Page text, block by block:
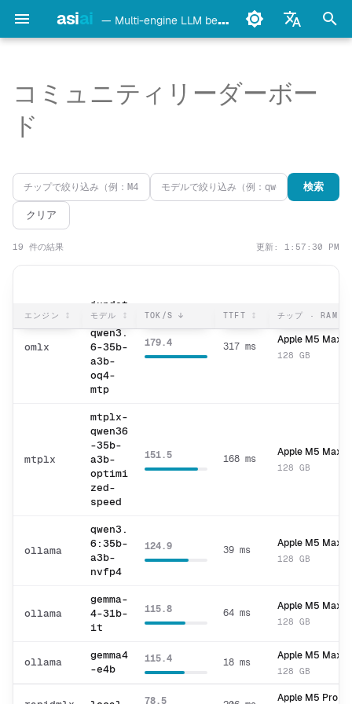
asiai — Multi-engine LLM benchmark & monitoring CLI
Français
Italiano
Português
日本語
初
detect
bench
models
compare
Ollama
mlx-lm
llama.cpp
Exo
コミュニティリーダーボー
ド
検索
クリア
19 件の結果 更新: 1:57:30 PM
エンジン モデル TOK/S TTFT チップ · RAM
omlx
jundot
--
qwen3.
6-35b-
a3b-
oq4-
mtp
179.4 317 ms
Apple M5 Max
128 GB
mtplx
mtplx-
qwen36
-35b-
a3b-
optimi
zed-
speed
151.5 168 ms
Apple M5 Max
128 GB
ollama
qwen3.
6:35b-
a3b-
nvfp4
124.9 39 ms
Apple M5 Max
128 GB
ollama
gemma-
4-31b-
it
115.8 64 ms
Apple M5 Max
128 GB
ollama
gemma4
-e4b
115.4 18 ms
Apple M5 Max
128 GB
78.5 Apple M5 Pro